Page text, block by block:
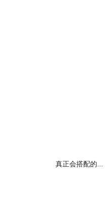
剪裁，一直以来俘获了许多网
真正会搭配的...